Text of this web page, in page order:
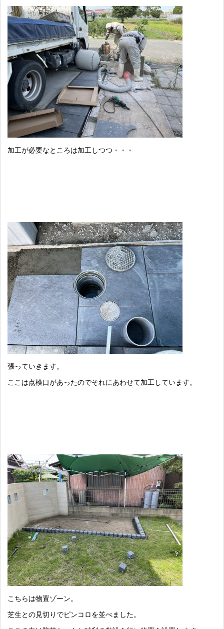
加工が必要なところは加工しつつ・・・
張っていきます。
ここは点検口があったのでそれにあわせて加工しています。
こちらは物置ゾーン。
芝生との見切りでピンコロを並べました。